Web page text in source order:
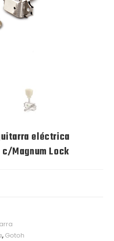
eléctrica
c/Magnum Lock
, Gotoh